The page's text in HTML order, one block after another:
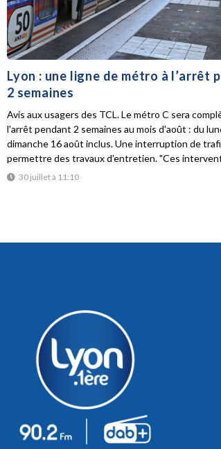
Lyon : une ligne de métro à l’arrêt
2 semaines
30 juillet à 11:10
Avis aux usagers des TCL. Le métro C sera
l'arrêt pendant 2 semaines au mois d'août : du
dimanche 16 août inclus. Une interruption de
permettre des travaux d'entretien. "Ces